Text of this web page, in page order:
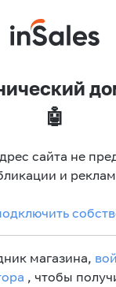
🤖
сайта не
и
магазина,
, чтобы